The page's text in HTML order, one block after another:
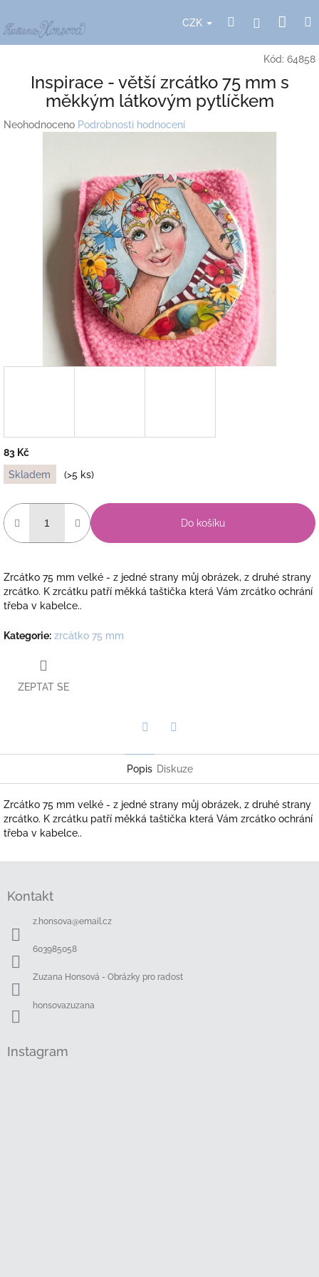
na
obsah
CZK HledatPřihlášení
Kód: 64858
Inspirace - větší zrcátko 75 mm s
měkkým látkovým pytlíčkem
Průměrné
Neohodnoceno Podrobnosti hodnocení
83 Kč
Měrná
cena:
Skladem (>5 ks)
Do košíku
Zrcátko 75 mm velké - z jedné strany můj obrázek, z druhé strany
zrcátko. K zrcátku patří měkká taštička která Vám zrcátko ochrání
třeba v kabelce..
Kategorie: zrcátko 75 mm
ZEPTAT SE
Popis Diskuze
Zrcátko 75 mm velké - z jedné strany můj obrázek, z druhé strany
zrcátko. K zrcátku patří měkká taštička která Vám zrcátko ochrání
třeba v kabelce..
Kontakt
z.honsova@email.cz
603985058
Zuzana Honsová - Obrázky pro radost
honsovazuzana
Instagram